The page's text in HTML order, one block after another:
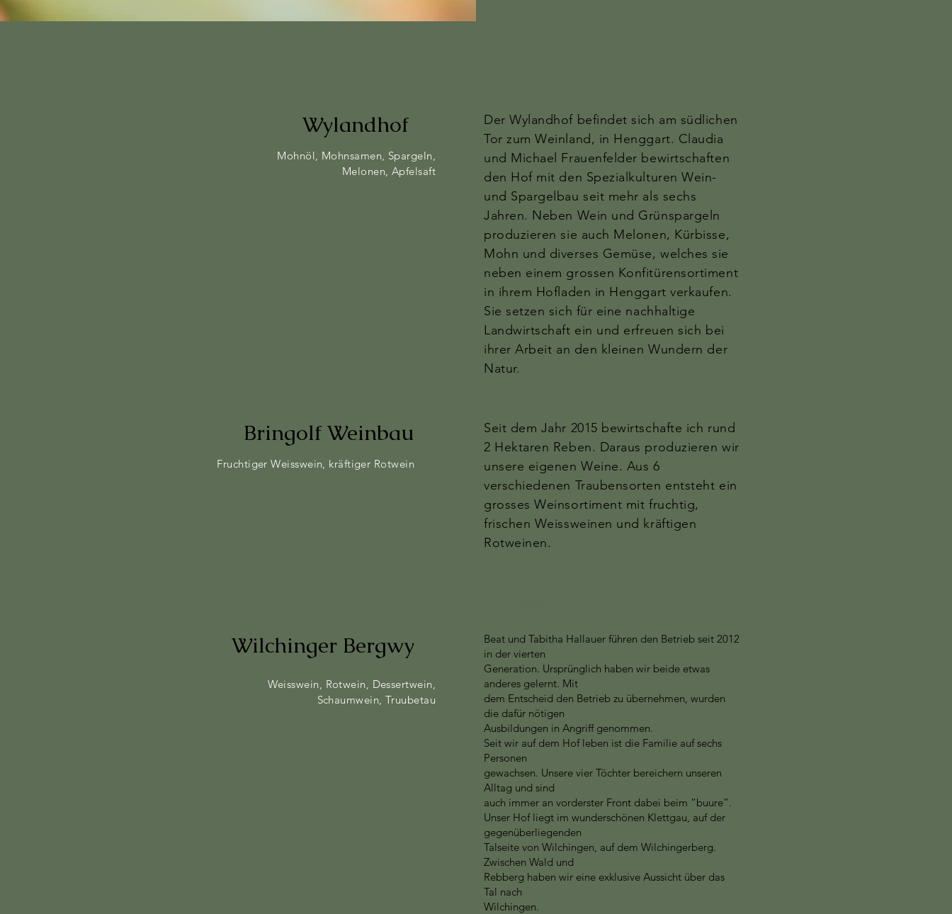
Wylandhof
Mohnöl, Mohnsamen, Spargeln,
Melonen, Apfelsaft
Der Wylandhof befindet sich am südlichen
Tor zum Weinland, in Henggart. Claudia
und Michael Frauenfelder bewirtschaften
den Hof mit den Spezialkulturen Wein-
und Spargelbau seit mehr als sechs
Jahren. Neben Wein und Grünspargeln
produzieren sie auch Melonen, Kürbisse,
Mohn und diverses Gemüse, welches sie
neben einem grossen Konfitürensortiment
in ihrem Hofladen in Henggart verkaufen.
Sie setzen sich für eine nachhaltige
Landwirtschaft ein und erfreuen sich bei
ihrer Arbeit an den kleinen Wundern der
Natur.
Bringolf Weinbau
Fruchtiger Weisswein, kräftiger Rotwein
Seit dem Jahr 2015 bewirtschafte ich rund
2 Hektaren Reben. Daraus produzieren wir
unsere eigenen Weine. Aus 6
verschiedenen Traubensorten entsteht ein
grosses Weinsortiment mit fruchtig,
frischen Weissweinen und kräftigen
Rotweinen.
Wilchinger Bergwy
Weisswein, Rotwein, Dessertwein,
Schaumwein, Truubetau
Beat und Tabitha Hallauer führen den Betrieb seit 2012
in der vierten
Generation. Ursprünglich haben wir beide etwas
anderes gelernt. Mit
dem Entscheid den Betrieb zu übernehmen, wurden
die dafür nötigen
Ausbildungen in Angriff genommen.
Seit wir auf dem Hof leben ist die Familie auf sechs
Personen
gewachsen. Unsere vier Töchter bereichern unseren
Alltag und sind
auch immer an vorderster Front dabei beim “buure”.
Unser Hof liegt im wunderschönen Klettgau, auf der
gegenüberliegenden
Talseite von Wilchingen, auf dem Wilchingerberg.
Zwischen Wald und
Rebberg haben wir eine exklusive Aussicht über das
Tal nach
Wilchingen.